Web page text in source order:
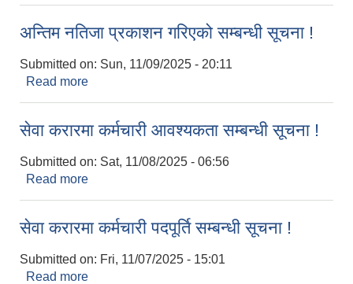
अन्तिम नतिजा प्रकाशन गरिएको सम्बन्धी सूचना !
Submitted on: Sun, 11/09/2025 - 20:11
Read more
सेवा करारमा कर्मचारी आवश्यकता सम्बन्धी सूचना !
Submitted on: Sat, 11/08/2025 - 06:56
Read more
सेवा करारमा कर्मचारी पदपूर्ति सम्बन्धी सूचना !
Submitted on: Fri, 11/07/2025 - 15:01
Read more